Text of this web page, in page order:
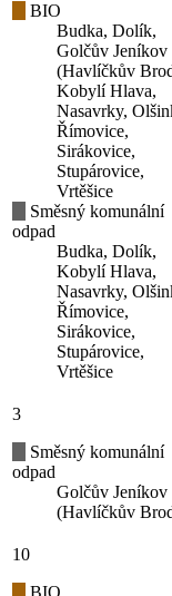
BIO
Budka, Dolík,
Golčův Jeníkov
(Havlíčkův
Kobylí Hlava,
Nasavrky,
Římovice,
Sirákovice,
Stupárovice,
Vrtěšice
Směsný komunální
odpad
Budka, Dolík,
Kobylí Hlava,
Nasavrky,
Římovice,
Sirákovice,
Stupárovice,
Vrtěšice
3
Směsný komunální
odpad
Golčův Jeníkov
(Havlíčkův
10